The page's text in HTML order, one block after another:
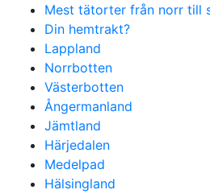
Mest tätorter från norr till
Din hemtrakt?
Lappland
Norrbotten
Västerbotten
Ångermanland
Jämtland
Härjedalen
Medelpad
Hälsingland